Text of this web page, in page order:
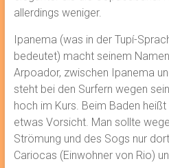
allerdings weniger.
Ipanema (was in der Tupí-
bedeutet) macht seinem
Arpoador, zwischen Ipanema
steht bei den Surfern wegen
hoch im Kurs. Beim Baden
etwas Vorsicht. Man sollte
Strömung und des Sogs nur
Cariocas (Einwohner von Rio)